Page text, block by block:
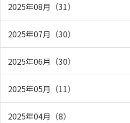
2025年08月（31）
2025年07月（30）
2025年06月（30）
2025年05月（11）
2025年04月（8）